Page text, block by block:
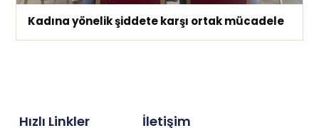
Kadına yönelik şiddete karşı ortak mücadele
Hızlı Linkler İletişim